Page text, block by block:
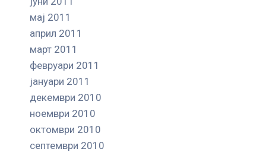
мај 2011
април 2011
март 2011
февруари 2011
јануари 2011
декември 2010
ноември 2010
октомври 2010
септември 2010